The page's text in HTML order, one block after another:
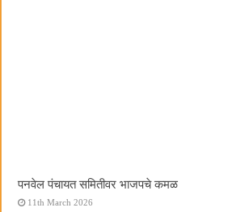
पनवेल पंचायत समितीवर भाजपचे कमळ
11th March 2026